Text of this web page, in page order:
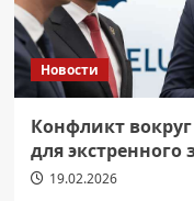
Новости
Конфликт
для
19.02.2026